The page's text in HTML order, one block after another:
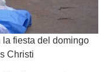
fiesta del domingo
Christi